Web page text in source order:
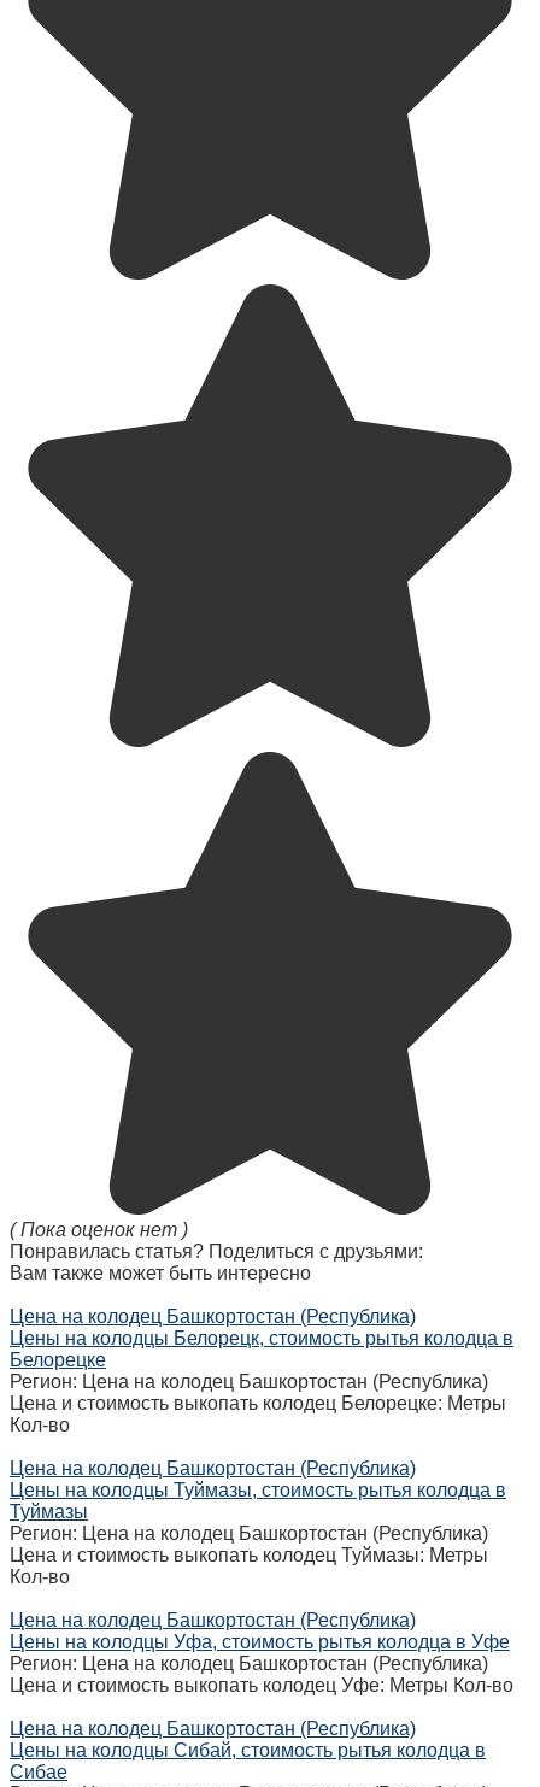
( Пока оценок нет )
Понравилась статья? Поделиться с друзьями:
Вам также может быть интересно
Цена на колодец Башкортостан (Республика)
Цены на колодцы Белорецк, стоимость рытья колодца в
Белорецке
Регион: Цена на колодец Башкортостан (Республика)
Цена и стоимость выкопать колодец Белорецке: Метры
Кол-во
Цена на колодец Башкортостан (Республика)
Цены на колодцы Туймазы, стоимость рытья колодца в
Туймазы
Регион: Цена на колодец Башкортостан (Республика)
Цена и стоимость выкопать колодец Туймазы: Метры
Кол-во
Цена на колодец Башкортостан (Республика)
Цены на колодцы Уфа, стоимость рытья колодца в Уфе
Регион: Цена на колодец Башкортостан (Республика)
Цена и стоимость выкопать колодец Уфе: Метры Кол-во
Цена на колодец Башкортостан (Республика)
Цены на колодцы Сибай, стоимость рытья колодца в
Сибае